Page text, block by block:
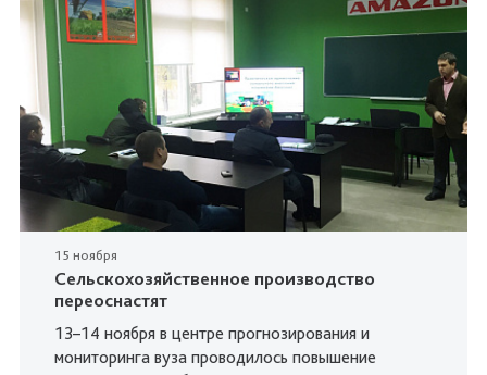
15 ноября
Cельскохозяйственное производство
переоснастят
13–14 ноября в центре прогнозирования и
мониторинга вуза проводилось повышение